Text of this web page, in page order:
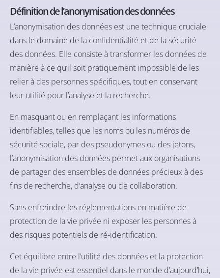
Définition de l’anonymisation des données
L’anonymisation des données est une technique cruciale
dans le domaine de la confidentialité et de la sécurité
des données. Elle consiste à transformer les données de
manière à ce qu’il soit pratiquement impossible de les
relier à des personnes spécifiques, tout en conservant
leur utilité pour l’analyse et la recherche.
En masquant ou en remplaçant les informations
identifiables, telles que les noms ou les numéros de
sécurité sociale, par des pseudonymes ou des jetons,
l’anonymisation des données permet aux organisations
de partager des ensembles de données précieux à des
fins de recherche, d’analyse ou de collaboration.
Sans enfreindre les réglementations en matière de
protection de la vie privée ni exposer les personnes à
des risques potentiels de ré-identification.
Cet équilibre entre l’utilité des données et la protection
de la vie privée est essentiel dans le monde d’aujourd’hui,